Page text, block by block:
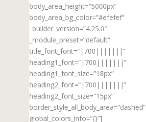
body_area_height=”5000px”
body_area_bg_color=”#efefef”
_builder_version=”4.25.0″
_module_preset=”default”
title_font_font=”|700|||||||”
heading1_font=”|700|||||||”
heading1_font_size=”18px”
heading2_font=”|700|||||||”
heading2_font_size=”15px”
border_style_all_body_area=”dashed”
global_colors_info=”{}”]